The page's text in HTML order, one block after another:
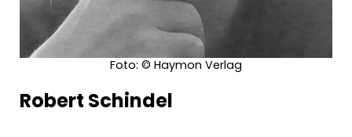
Foto: © Haymon Verlag
Robert Schindel